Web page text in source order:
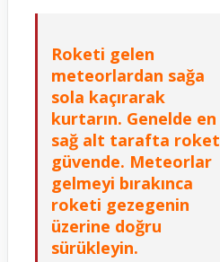
Roketi gelen
meteorlardan sağa
sola kaçırarak
kurtarın. Genelde en
sağ alt tarafta roket
güvende. Meteorlar
gelmeyi bırakınca
roketi gezegenin
üzerine doğru
sürükleyin.